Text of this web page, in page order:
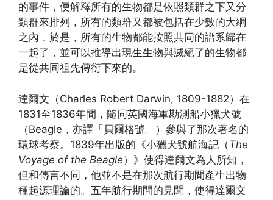
的事件，便解釋所有的生物都是依照類群之下又分
類群來排列，所有的類群又都被包括在少數的大綱
之內，於是，所有的生物都能按照共同的譜系歸在
一起了，並可以推導出現生生物與滅絕了的生物都
是從共同祖先傳衍下來的。
達爾文（Charles Robert Darwin, 1809-1882）在
1831至1836年間，隨同英國海軍勘測船小獵犬號
（Beagle，亦譯「貝爾格號」）參與了那次著名的
環球考察。1839年出版的《小獵犬號航海記（ The
Voyage of the Beagle）》使得達爾文為人所知，
但和傳言不同，他並不是在那次航行期間產生出物
種起源理論的。五年航行期間的見聞，使得達爾文